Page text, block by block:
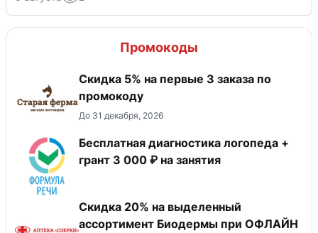
Промокоды
Скидка 5% на первые 3 заказа по
промокоду
До 31 декабря, 2026
Бесплатная диагностика логопеда +
грант 3 000 ₽ на занятия
Скидка 20% на выделенный
ассортимент Биодермы при ОФЛАЙН